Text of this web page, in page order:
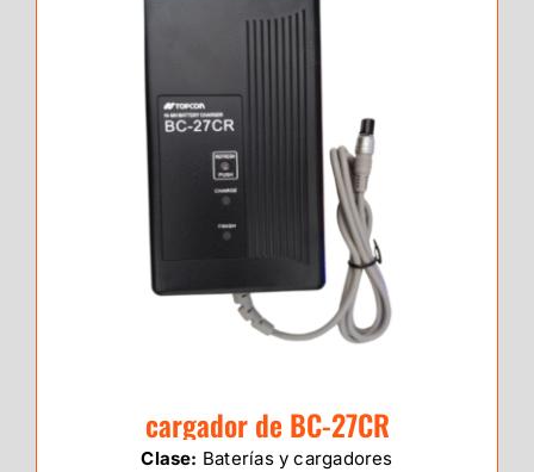
cargador de BC-27CR
Clase: Baterías y cargadores